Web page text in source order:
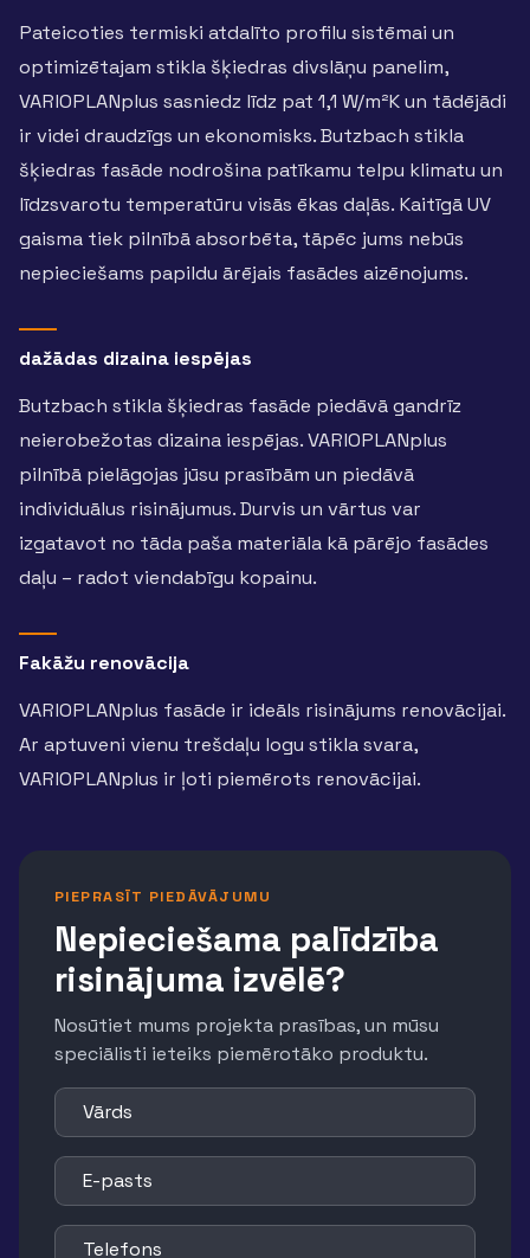
Pateicoties termiski atdalīto profilu sistēmai un
optimizētajam stikla šķiedras divslāņu panelim,
VARIOPLANplus sasniedz līdz pat 1,1 W/m²K un tādējādi
ir videi draudzīgs un ekonomisks. Butzbach stikla
šķiedras fasāde nodrošina patīkamu telpu klimatu un
līdzsvarotu temperatūru visās ēkas daļās. Kaitīgā UV
gaisma tiek pilnībā absorbēta, tāpēc jums nebūs
nepieciešams papildu ārējais fasādes aizēnojums.
dažādas dizaina iespējas
Butzbach stikla šķiedras fasāde piedāvā gandrīz
neierobežotas dizaina iespējas. VARIOPLANplus
pilnībā pielāgojas jūsu prasībām un piedāvā
individuālus risinājumus. Durvis un vārtus var
izgatavot no tāda paša materiāla kā pārējo fasādes
daļu – radot viendabīgu kopainu.
Fakāžu renovācija
VARIOPLANplus fasāde ir ideāls risinājums renovācijai.
Ar aptuveni vienu trešdaļu logu stikla svara,
VARIOPLANplus ir ļoti piemērots renovācijai.
PIEPRASĪT PIEDĀVĀJUMU
Nepieciešama palīdzība
risinājuma izvēlē?
Nosūtiet mums projekta prasības, un mūsu
speciālisti ieteiks piemērotāko produktu.
Vārds
E-pasts
Telefons